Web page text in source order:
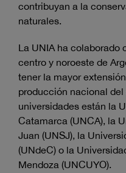
contribuyan a la
naturales.
La UNIA ha colaborado
centro y noroeste de
tener la mayor
producción nacional
universidades están la
Catamarca (UNCA), la
Juan (UNSJ), la
(UNdeC) o la
Mendoza (UNCUYO).